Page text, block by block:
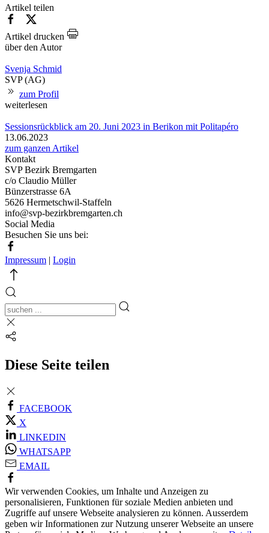
Artikel teilen
Artikel drucken
über den Autor
Svenja Schmid
SVP (AG)
zum Profil
weiterlesen
Sessionsrückblick am 20. Juni 2023 in Berikon mit Politapéro
13.06.2023
zum ganzen Artikel
Kontakt
SVP Bezirk Bremgarten
c/o Claudio Müller
Bünzerstrasse 6A
5626 Hermetschwil-Staffeln
info@svp-bezirkbremgarten.ch
Social Media
Besuchen Sie uns bei:
Impressum | Login
Diese Seite teilen
FACEBOOK
X
LINKEDIN
WHATSAPP
EMAIL
Wir verwenden Cookies, um Inhalte und Anzeigen zu
personalisieren, Funktionen für soziale Medien anbieten und
Zugriffe auf unsere Webseite analysieren zu können. Ausserdem
geben wir Informationen zur Nutzung unserer Webseite an unsere